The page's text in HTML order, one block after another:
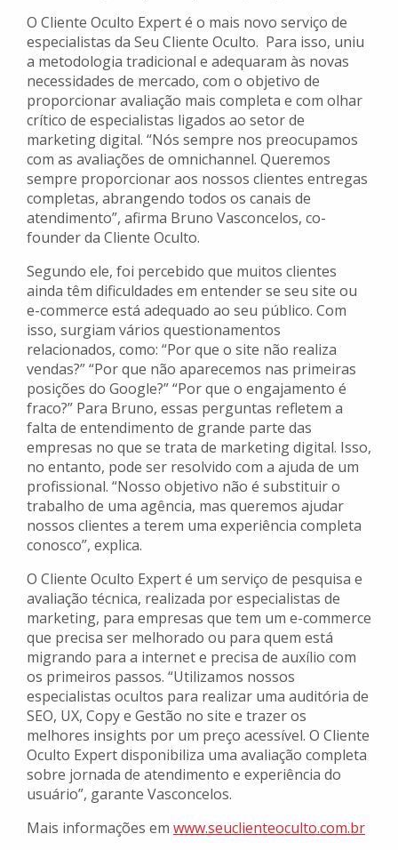
O Cliente Oculto Expert é o mais novo serviço de
especialistas da Seu Cliente Oculto. Para isso, uniu
a metodologia tradicional e adequaram às novas
necessidades de mercado, com o objetivo de
proporcionar avaliação mais completa e com olhar
crítico de especialistas ligados ao setor de
marketing digital. “Nós sempre nos preocupamos
com as avaliações de omnichannel. Queremos
sempre proporcionar aos nossos clientes entregas
completas, abrangendo todos os canais de
atendimento”, afirma Bruno Vasconcelos, co-
founder da Cliente Oculto.
Segundo ele, foi percebido que muitos clientes
ainda têm dificuldades em entender se seu site ou
e-commerce está adequado ao seu público. Com
isso, surgiam vários questionamentos
relacionados, como: “Por que o site não realiza
vendas?” “Por que não aparecemos nas primeiras
posições do Google?” “Por que o engajamento é
fraco?” Para Bruno, essas perguntas refletem a
falta de entendimento de grande parte das
empresas no que se trata de marketing digital. Isso,
no entanto, pode ser resolvido com a ajuda de um
profissional. “Nosso objetivo não é substituir o
trabalho de uma agência, mas queremos ajudar
nossos clientes a terem uma experiência completa
conosco”, explica.
O Cliente Oculto Expert é um serviço de pesquisa e
avaliação técnica, realizada por especialistas de
marketing, para empresas que tem um e-commerce
que precisa ser melhorado ou para quem está
migrando para a internet e precisa de auxílio com
os primeiros passos. “Utilizamos nossos
especialistas ocultos para realizar uma auditória de
SEO, UX, Copy e Gestão no site e trazer os
melhores insights por um preço acessível. O Cliente
Oculto Expert disponibiliza uma avaliação completa
sobre jornada de atendimento e experiência do
usuário”, garante Vasconcelos.
Mais informações em www.seuclienteoculto.com.br